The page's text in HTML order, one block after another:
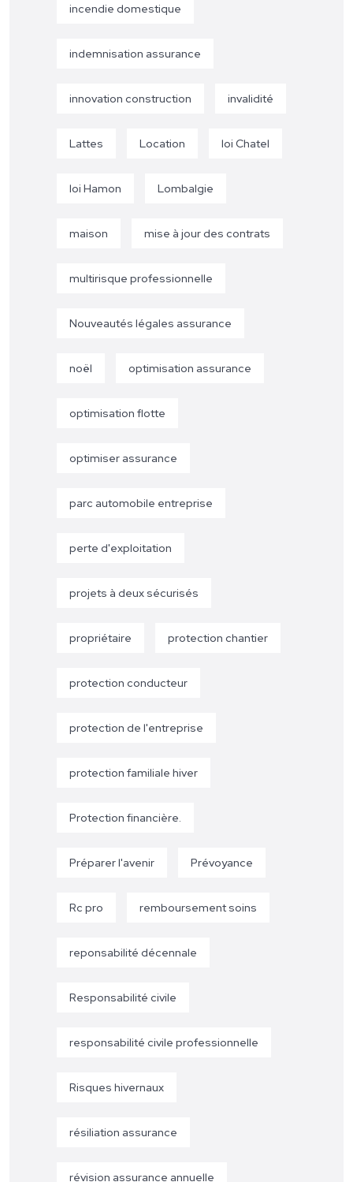
incendie domestique
indemnisation assurance
innovation construction invalidité
Lattes Location loi Chatel
loi Hamon Lombalgie
maison mise à jour des contrats
multirisque professionnelle
Nouveautés légales assurance
noël optimisation assurance
optimisation flotte
optimiser assurance
parc automobile entreprise
perte d'exploitation
projets à deux sécurisés
propriétaire protection chantier
protection conducteur
protection de l'entreprise
protection familiale hiver
Protection financière.
Préparer l'avenir Prévoyance
Rc pro remboursement soins
reponsabilité décennale
Responsabilité civile
responsabilité civile professionnelle
Risques hivernaux
résiliation assurance
révision assurance annuelle